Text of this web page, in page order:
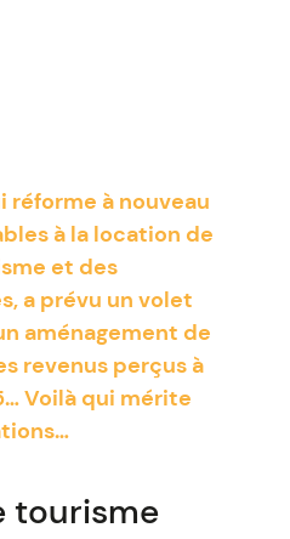
réforme à nouveau
à la location de
et des
a prévu un volet
aménagement de
revenus perçus à
Voilà qui mérite
tourisme